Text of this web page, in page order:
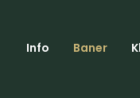
Info Baner